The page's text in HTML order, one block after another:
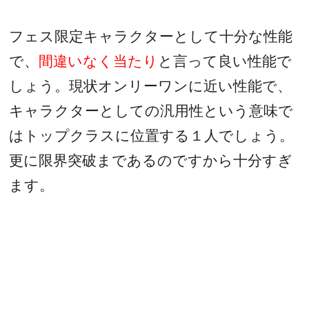
フェス限定キャラクターとして十分な性能
で、 間違いなく当たり と言って良い性能で
しょう。現状オンリーワンに近い性能で、
キャラクターとしての汎用性という意味で
はトップクラスに位置する１人でしょう。
更に限界突破まであるのですから十分すぎ
ます。